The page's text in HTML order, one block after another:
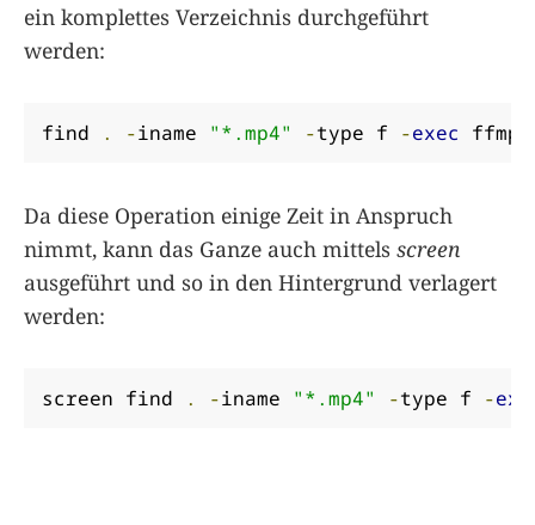
ein komplettes Verzeichnis durchgeführt
werden:
find . -iname "*.mp4" -type f -exec
Da diese Operation einige Zeit in Anspruch
nimmt, kann das Ganze auch mittels screen
ausgeführt und so in den Hintergrund verlagert
werden:
screen find . -iname "*.mp4" -type f -